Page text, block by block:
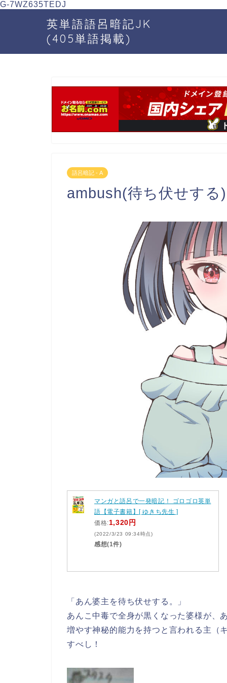
G-7WZ635TEDJ
英単語語呂暗記JK
(405単語掲載)
語呂暗記 - A
ambush(待ち伏せする)
マンガと語呂で一発暗記！ ゴロゴロ英単
語【電子書籍】[ ゆきち先生 ]
価格:1,320円
(2022/3/23 09:34時点)
感想(1件)
「あん婆主を待ち伏せする。」
あんこ中毒で全身が黒くなった婆様が、
増やす神秘的能力を持つと言われる主（
すべし！